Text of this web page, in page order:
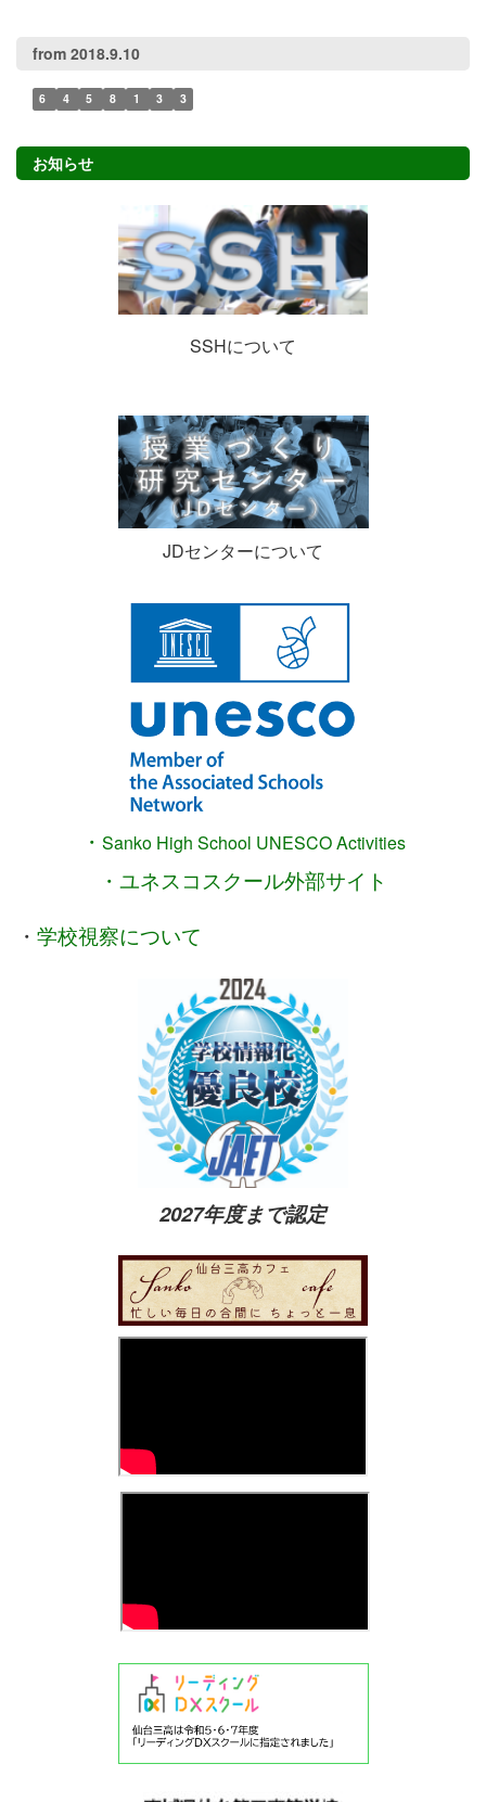
from 2018.9.10
6 4 5 8 1 3 3
お知らせ
SSHについて
JDセンターについて
・ Sanko High School UNESCO Activities
・ユネスコスクール外部サイト
・ 学校視察について
2027年度まで認定